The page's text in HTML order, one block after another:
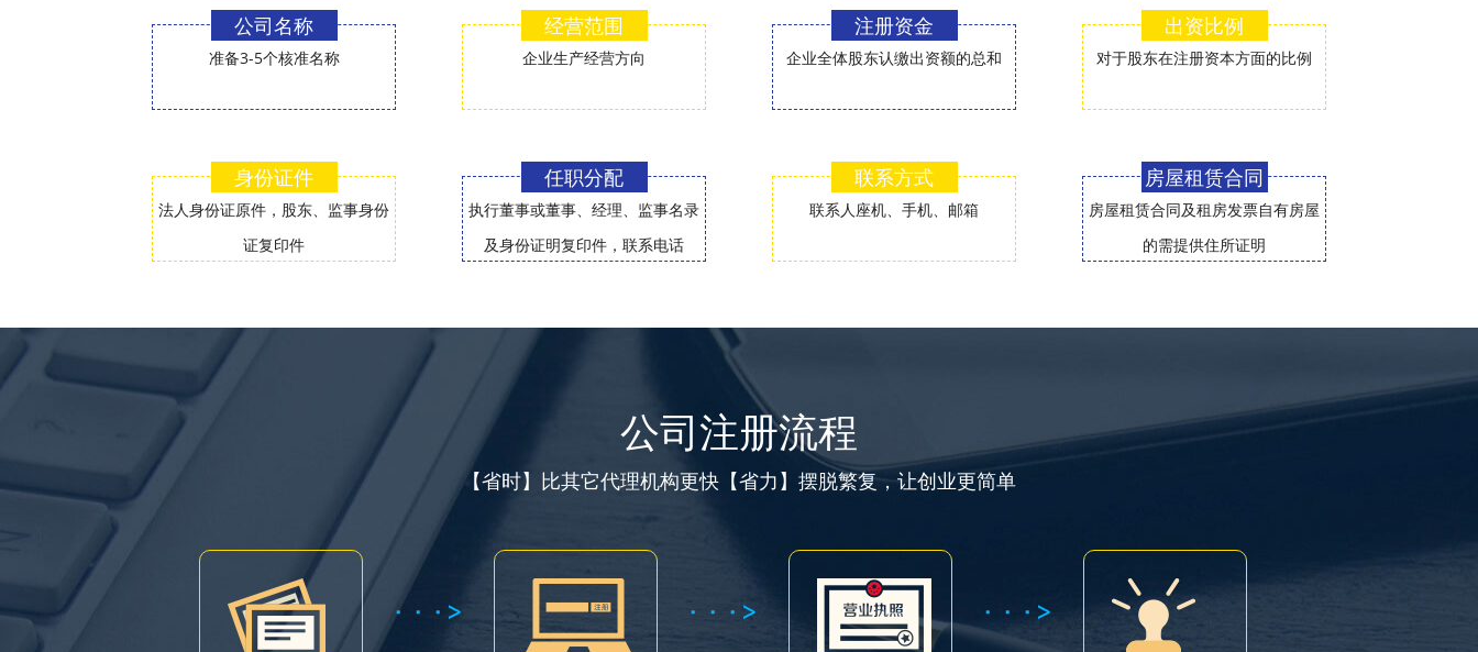
公司名称
准备3-5个核准名称
经营范围
企业生产经营方向
注册资金
企业全体股东认缴出资额的总和
出资比例
对于股东在注册资本方面的比例
身份证件
法人身份证原件，股东、监事身份
证复印件
任职分配
执行董事或董事、经理、监事名录
及身份证明复印件，联系电话
联系方式
联系人座机、手机、邮箱
房屋租赁合同
房屋租赁合同及租房发票自有房屋
的需提供住所证明
公司注册流程
【省时】比其它代理机构更快【省力】摆脱繁复，让创业更简单